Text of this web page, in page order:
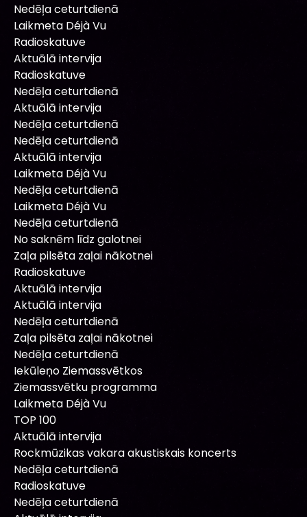
Nedēļa ceturtdienā
Laikmeta Déjà Vu
Radioskatuve
Aktuālā intervija
Radioskatuve
Nedēļa ceturtdienā
Aktuālā intervija
Nedēļa ceturtdienā
Nedēļa ceturtdienā
Aktuālā intervija
Laikmeta Déjà Vu
Nedēļa ceturtdienā
Laikmeta Déjà Vu
Nedēļa ceturtdienā
No saknēm līdz galotnei
Zaļa pilsēta zaļai nākotnei
Radioskatuve
Aktuālā intervija
Aktuālā intervija
Nedēļa ceturtdienā
Zaļa pilsēta zaļai nākotnei
Nedēļa ceturtdienā
Iekūleņo Ziemassvētkos
Ziemassvētku programma
Laikmeta Déjà Vu
TOP 100
Aktuālā intervija
Rockmūzikas vakara akustiskais koncerts
Nedēļa ceturtdienā
Radioskatuve
Nedēļa ceturtdienā